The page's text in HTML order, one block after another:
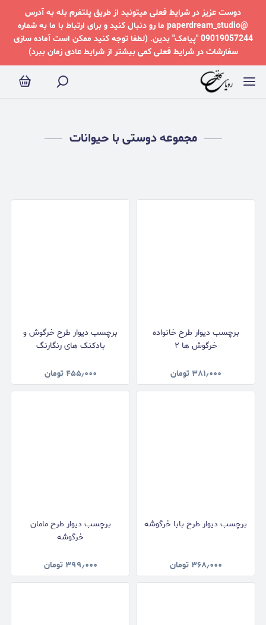
دوست عزیز در شرایط فعلی میتونید از طریق پلتفرم بله به آدرس
@paperdream_studio ما رو دنبال کنید و برای ارتباط با ما به شماره
09019057244 "پیامک" بدین. (لطفا توجه کنید ممکن است آماده سازی
سفارشات در شرایط فعلی کمی بیشتر از شرایط عادی زمان ببرد)
مجموعه دوستی با حیوانات
برچسب دیوار طرح خانواده
خرگوش ها ۲
۳۸۱٫۰۰۰ تومان
برچسب دیوار طرح خرگوش و
بادکنک های رنگارنگ
۴۵۵٫۰۰۰ تومان
برچسب دیوار طرح بابا خرگوشه
۳۶۸٫۰۰۰ تومان
برچسب دیوار طرح مامان
خرگوشه
۳۹۹٫۰۰۰ تومان